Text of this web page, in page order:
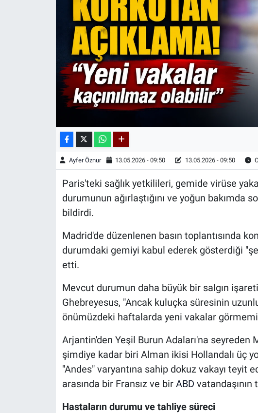
Ayfer Öznur 13.05.2026 - 09:50 13.05.2026 - 09:50
Paris'teki sağlık yetkilileri, gemide virüse
durumunun ağırlaştığını ve yoğun bakımda
bildirdi.
Madrid'de düzenlenen basın toplantısında
durumdaki gemiyi kabul ederek gösterdiği
etti.
Mevcut durumun daha büyük bir salgın işareti
Ghebreyesus, "Ancak kuluçka süresinin
önümüzdeki haftalarda yeni vakalar
Arjantin'den Yeşil Burun Adaları'na seyreden
şimdiye kadar biri Alman ikisi Hollandalı üç
"Andes" varyantına sahip dokuz vakayı teyit
arasında bir Fransız ve bir ABD vatandaşının
Hastaların durumu ve tahliye süreci
Kültür & Sanat
Teknoloji
Astroloji-Rüya